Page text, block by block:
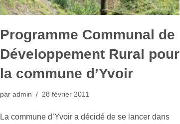
Programme Communal de
Développement Rural pour
la commune d’Yvoir
par admin 28 février 2011
La commune d’Yvoir a décidé de se lancer dans